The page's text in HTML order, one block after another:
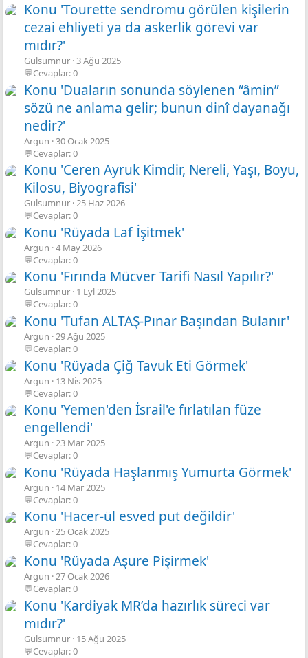
Konu 'Tourette sendromu görülen kişilerin
cezai ehliyeti ya da askerlik görevi var
mıdır?'
Gulsumnur 3 Ağu 2025
💬Cevaplar: 0
Konu 'Duaların sonunda söylenen “âmin”
sözü ne anlama gelir; bunun dinî dayanağı
nedir?'
Argun 30 Ocak 2025
💬Cevaplar: 0
Konu 'Ceren Ayruk Kimdir, Nereli, Yaşı, Boyu,
Kilosu, Biyografisi'
Gulsumnur 25 Haz 2026
💬Cevaplar: 0
Konu 'Rüyada Laf İşitmek'
Argun 4 May 2026
💬Cevaplar: 0
Konu 'Fırında Mücver Tarifi Nasıl Yapılır?'
Gulsumnur 1 Eyl 2025
💬Cevaplar: 0
Konu 'Tufan ALTAŞ-Pınar Başından Bulanır'
Argun 29 Ağu 2025
💬Cevaplar: 0
Konu 'Rüyada Çiğ Tavuk Eti Görmek'
Argun
13 Nis 2025
💬Cevaplar: 0
Konu 'Yemen'den İsrail'e fırlatılan füze
engellendi'
Argun 23 Mar 2025
💬Cevaplar: 0
Konu 'Rüyada Haşlanmış Yumurta Görmek'
Argun
14 Mar 2025
💬Cevaplar: 0
Konu 'Hacer-ül esved put değildir'
Argun 25 Ocak 2025
💬Cevaplar: 0
Konu 'Rüyada Aşure Pişirmek'
Argun 27 Ocak 2026
💬Cevaplar: 0
Konu 'Kardiyak MR’da hazırlık süreci var
mıdır?'
Gulsumnur 15 Ağu 2025
💬Cevaplar: 0